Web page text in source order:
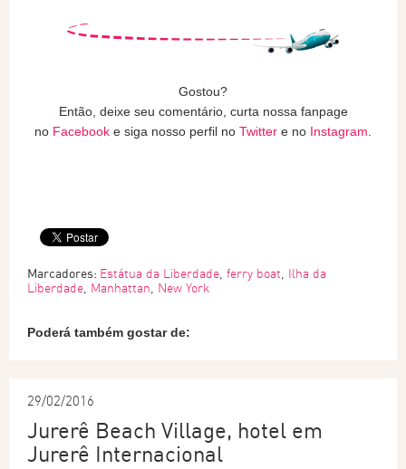
Gostou?
Então, deixe seu comentário, curta nossa fanpage
no Facebook e siga nosso perfil no Twitter e no Instagram.
Marcadores: Estátua da Liberdade, ferry boat, Ilha da
Liberdade, Manhattan, New York
Poderá também gostar de:
29/02/2016
Jurerê Beach Village, hotel em
Jurerê Internacional